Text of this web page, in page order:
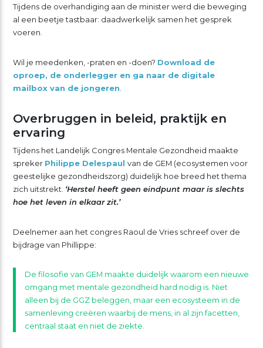
Tijdens de overhandiging aan de minister werd die beweging
al een beetje tastbaar: daadwerkelijk samen het gesprek
voeren.
Wil je meedenken, -praten en -doen? Download de
oproep, de onderlegger en ga naar de digitale
mailbox van de jongeren
Overbruggen in beleid, praktijk en
ervaring
Tijdens het Landelijk Congres Mentale Gezondheid maakte
spreker Philippe Delespaul van de GEM (ecosystemen voor
geestelijke gezondheidszorg) duidelijk hoe breed het thema
zich uitstrekt. ‘Herstel heeft geen eindpunt maar is slechts
hoe het leven in elkaar zit.’
Deelnemer aan het congres Raoul de Vries schreef over de
bijdrage van Phillippe:
De filosofie van GEM maakte duidelijk waarom een nieuwe
omgang met mentale gezondheid hard nodig is. Niet
alleen bij de GGZ beleggen, maar een ecosysteem in de
samenleving creëren waarbij de mens, in al zijn facetten,
centraal staat en niet de ziekte.